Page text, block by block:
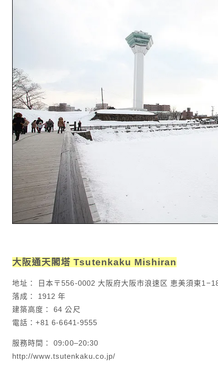
大阪通天閣塔 Tsutenkaku Mishiran
地址： 日本〒556-0002 大阪府大阪市浪速区 恵美須東
落成： 1912 年
建築高度： 64 公尺
電話：+81 6-6641-9555
服務時間： 09:00–20:30
http://www.tsutenkaku.co.jp/